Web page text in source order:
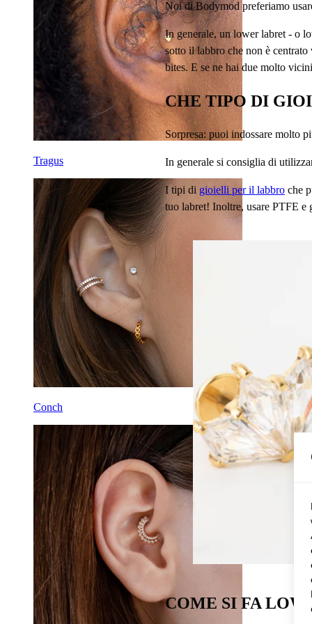
Tragus
Conch
Noi di Bodymod preferiamo
In generale, un lower labret - o
sotto il labbro che non è
bites. E se ne hai due molto
CHE TIPO DI
Sorpresa: puoi indossare molto
In generale si consiglia di
I tipi di gioielli per il labbro che
tuo labret! Inoltre, usare PTFE e
COME SI FA